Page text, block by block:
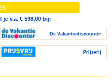
v.a. € 598,00 bij:
De Vakantiediscounter
Prijsvrij